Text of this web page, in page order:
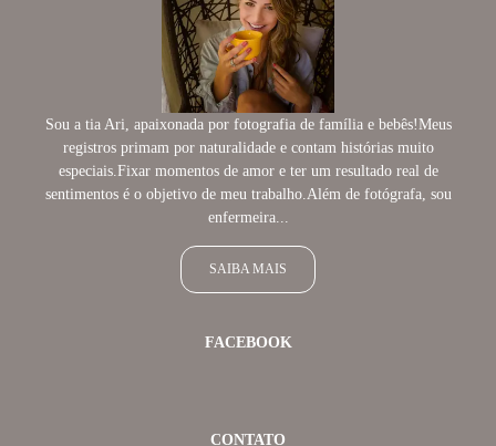
Sou a tia Ari, apaixonada por fotografia de família e bebês!Meus
registros primam por naturalidade e contam histórias muito
especiais.Fixar momentos de amor e ter um resultado real de
sentimentos é o objetivo de meu trabalho.Além de fotógrafa, sou
enfermeira...
SAIBA MAIS
FACEBOOK
CONTATO